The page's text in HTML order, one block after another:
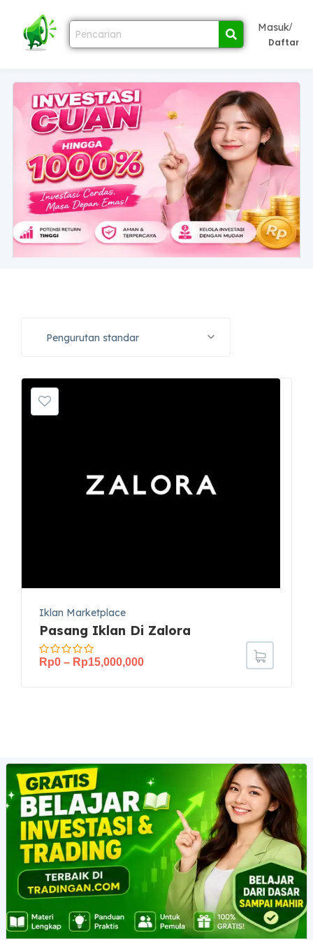
Masuk/
Daftar
Pengurutan standar
Iklan Marketplace
Pasang Iklan Di Zalora
Rp0 – Rp15,000,000